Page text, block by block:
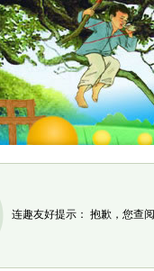
连趣友好提示： 抱歉，您查